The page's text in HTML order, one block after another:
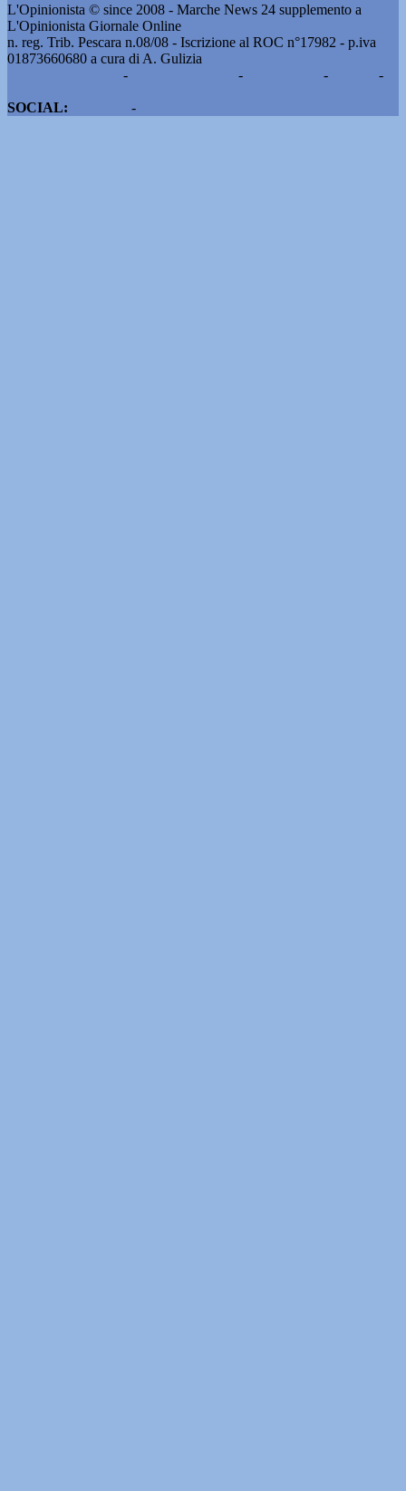
L'Opinionista © since 2008 - Marche News 24 supplemento a
L'Opinionista Giornale Online
n. reg. Trib. Pescara n.08/08 - Iscrizione al ROC n°17982 - p.iva
01873660680 a cura di A. Gulizia
- - -
-
SOCIAL:
-